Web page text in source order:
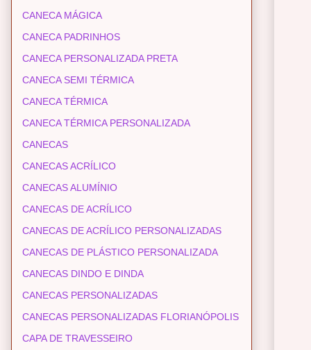
CANECA MÁGICA
CANECA PADRINHOS
CANECA PERSONALIZADA PRETA
CANECA SEMI TÉRMICA
CANECA TÉRMICA
CANECA TÉRMICA PERSONALIZADA
CANECAS
CANECAS ACRÍLICO
CANECAS ALUMÍNIO
CANECAS DE ACRÍLICO
CANECAS DE ACRÍLICO PERSONALIZADAS
CANECAS DE PLÁSTICO PERSONALIZADA
CANECAS DINDO E DINDA
CANECAS PERSONALIZADAS
CANECAS PERSONALIZADAS FLORIANÓPOLIS
CAPA DE TRAVESSEIRO